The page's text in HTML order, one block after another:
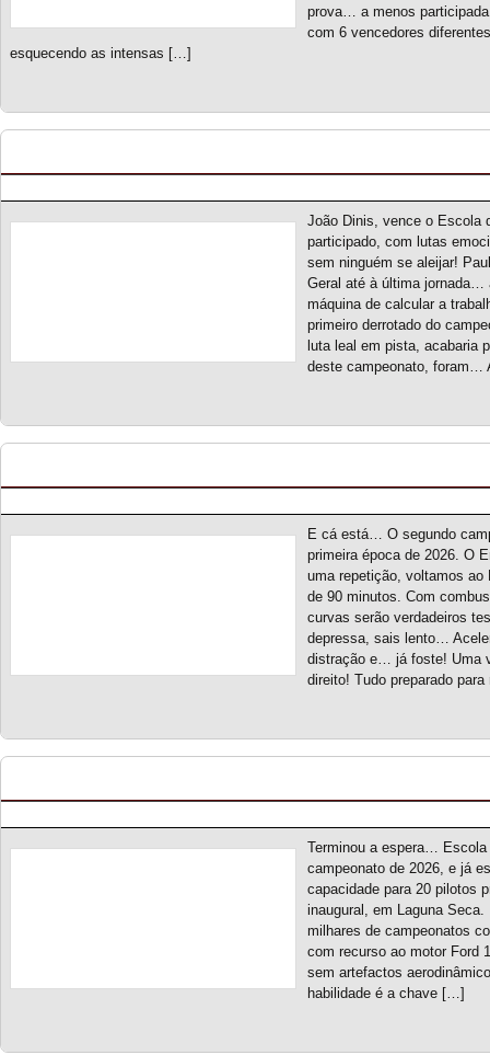
prova… a menos
com 6 vencedores
esquecendo as intensas […]
João Dinis, vence o Escola
participado, com lutas
sem ninguém se aleijar!
Geral até à última jornada…
máquina de calcular a
primeiro derrotado do
luta leal em pista, acabaria
deste campeonato, foram…
E cá está… O segundo
primeira época de 2026. O
uma repetição, voltamos ao
de 90 minutos. Com
curvas serão verdadeiros
depressa, sais lento…
distração e… já foste! Uma
direito! Tudo preparado
Terminou a espera…
campeonato de 2026, e já
capacidade para 20 pilotos
inaugural, em Laguna
milhares de campeonatos
com recurso ao motor Ford
sem artefactos
habilidade é a chave […]